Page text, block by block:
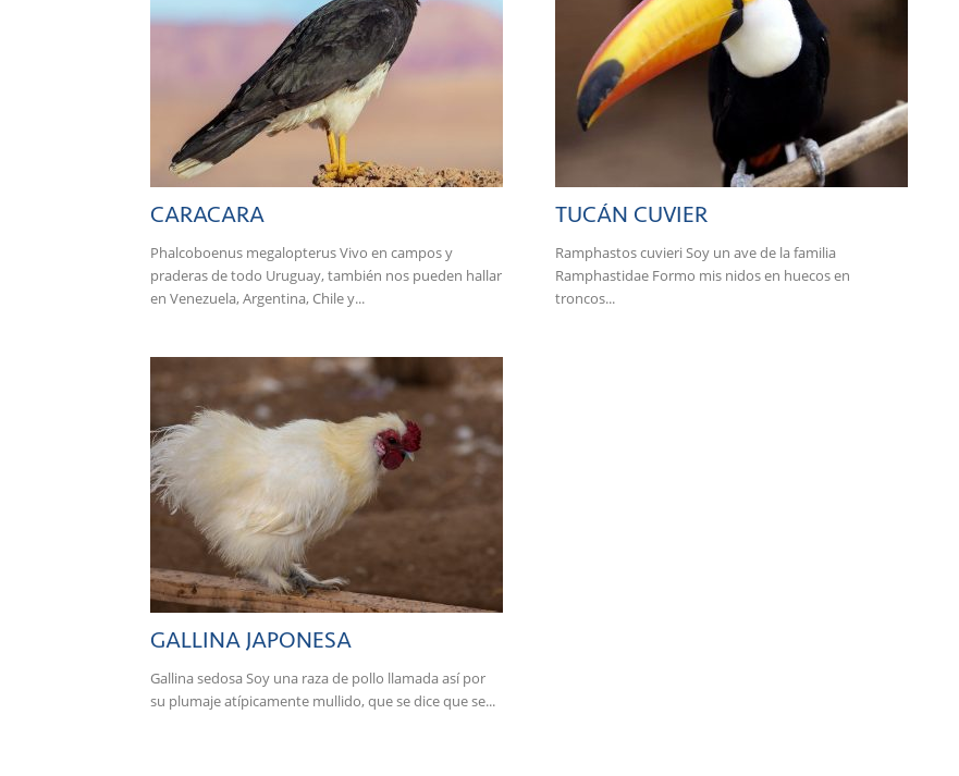
CARACARA
Phalcoboenus megalopterus Vivo en campos y
praderas de todo Uruguay, también nos pueden hallar
en Venezuela, Argentina, Chile y...
TUCÁN CUVIER
Ramphastos cuvieri Soy un ave de la familia
Ramphastidae Formo mis nidos en huecos en
troncos...
GALLINA JAPONESA
Gallina sedosa Soy una raza de pollo llamada así por
su plumaje atípicamente mullido, que se dice que se...